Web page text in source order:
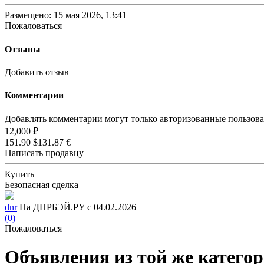
Размещено: 15 мая 2026, 13:41
Пожаловаться
Отзывы
Добавить отзыв
Комментарии
Добавлять комментарии могут только авторизованные
12,000 ₽
151.90 $131.87 €
Написать продавцу
Купить
Безопасная сделка
dnr На ДНРБЭЙ.РУ с 04.02.2026
(0)
Пожаловаться
Объявления из той же